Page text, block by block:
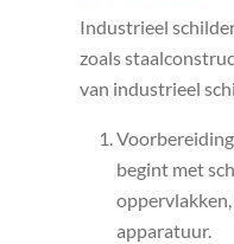
Industrieel
zoals
van industrieel
begint met
apparatuur.